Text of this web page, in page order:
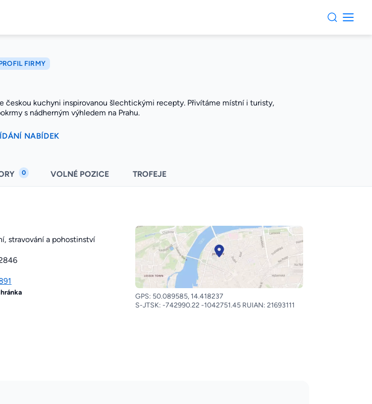
FIRMY
českou kuchyni inspirovanou šlechtickými recepty. Přivítáme místní i turisty,
s nádherným výhledem na Prahu.
NABÍDEK
0 VOLNÉ POZICE TROFEJE
stravování a pohostinství
GPS: 50.089585, 14.418237
S-JTSK: -742990.22 -1042751.45 RUIAN: 21693111